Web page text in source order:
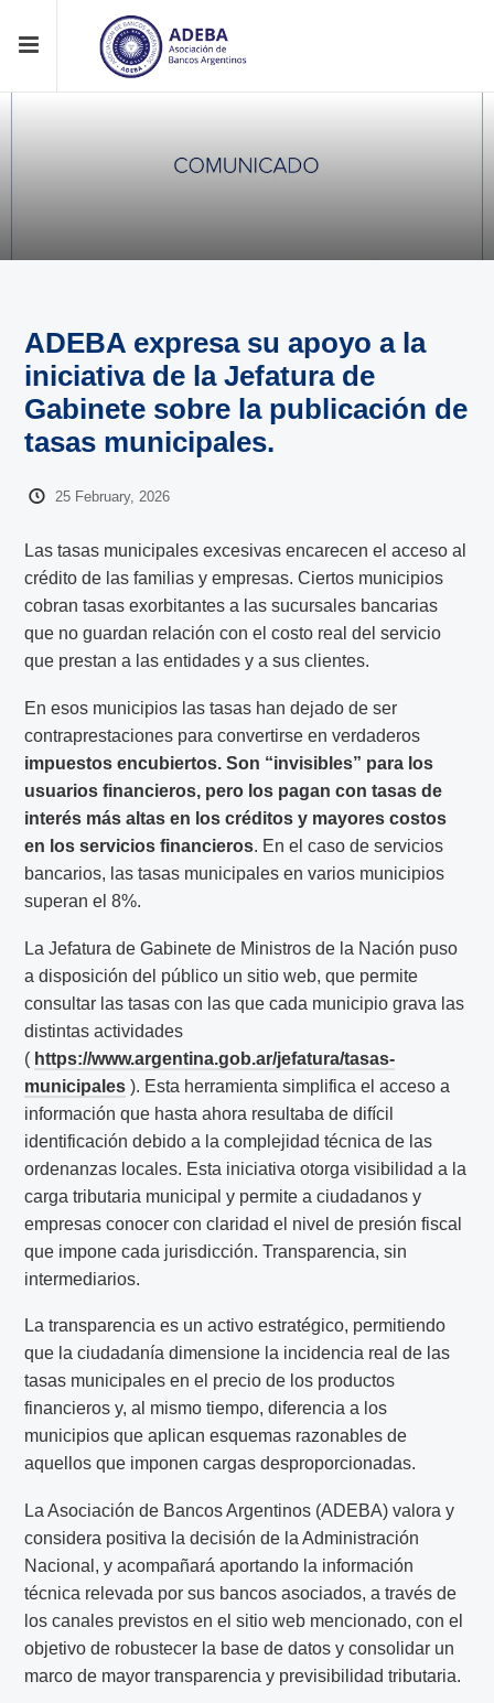
ADEBA expresa su apoyo a la
iniciativa de la Jefatura de
Gabinete sobre la publicación de
tasas municipales.
25 February, 2026
Las tasas municipales excesivas encarecen el acceso al
crédito de las familias y empresas. Ciertos municipios
cobran tasas exorbitantes a las sucursales bancarias
que no guardan relación con el costo real del servicio
que prestan a las entidades y a sus clientes.
En esos municipios las tasas han dejado de ser
contraprestaciones para convertirse en verdaderos
impuestos encubiertos. Son “invisibles” para los
usuarios financieros, pero los pagan con tasas de
interés más altas en los créditos y mayores costos
en los servicios financieros. En el caso de servicios
bancarios, las tasas municipales en varios municipios
superan el 8%.
La Jefatura de Gabinete de Ministros de la Nación puso
a disposición del público un sitio web, que permite
consultar las tasas con las que cada municipio grava las
distintas actividades
( https://www.argentina.gob.ar/jefatura/tasas-
municipales ). Esta herramienta simplifica el acceso a
información que hasta ahora resultaba de difícil
identificación debido a la complejidad técnica de las
ordenanzas locales. Esta iniciativa otorga visibilidad a la
carga tributaria municipal y permite a ciudadanos y
empresas conocer con claridad el nivel de presión fiscal
que impone cada jurisdicción. Transparencia, sin
intermediarios.
La transparencia es un activo estratégico, permitiendo
que la ciudadanía dimensione la incidencia real de las
tasas municipales en el precio de los productos
financieros y, al mismo tiempo, diferencia a los
municipios que aplican esquemas razonables de
aquellos que imponen cargas desproporcionadas.
La Asociación de Bancos Argentinos (ADEBA) valora y
considera positiva la decisión de la Administración
Nacional, y acompañará aportando la información
técnica relevada por sus bancos asociados, a través de
los canales previstos en el sitio web mencionado, con el
objetivo de robustecer la base de datos y consolidar un
marco de mayor transparencia y previsibilidad tributaria.